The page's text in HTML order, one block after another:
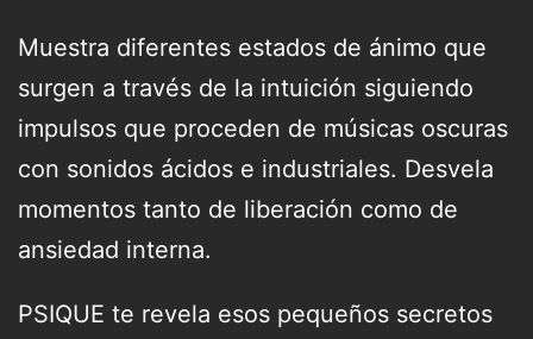
Muestra diferentes estados de ánimo que
surgen a través de la intuición siguiendo
impulsos que proceden de músicas oscuras
con sonidos ácidos e industriales. Desvela
momentos tanto de liberación como de
ansiedad interna.
PSIQUE te revela esos pequeños secretos